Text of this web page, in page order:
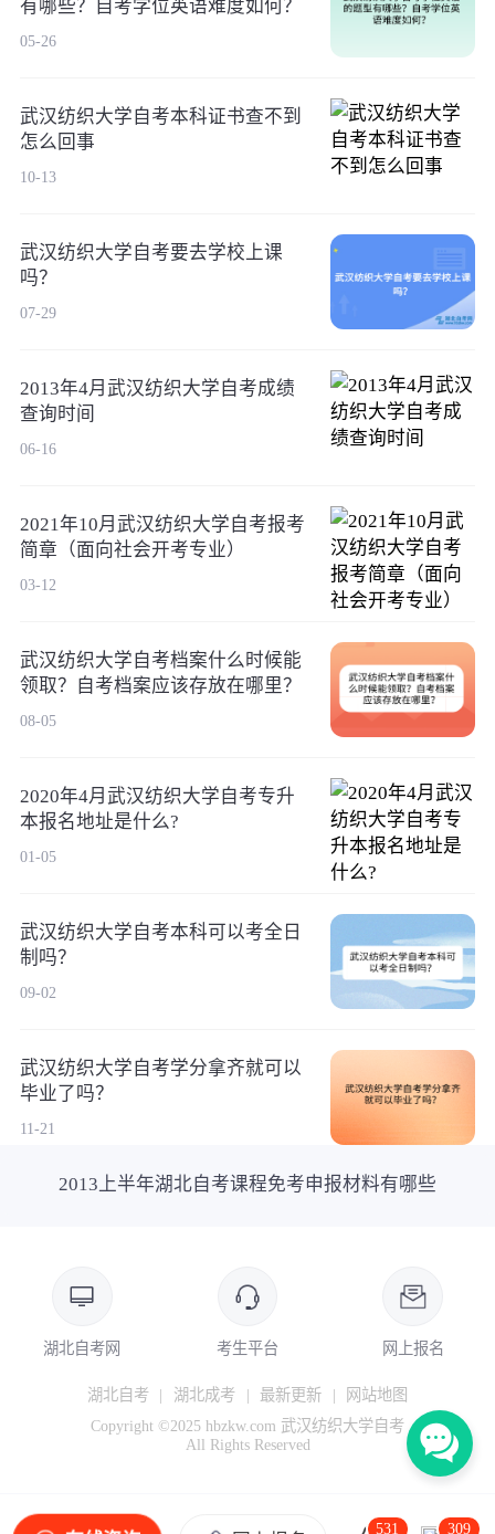
有哪些？自考学位英语难度如何？
05-26
武汉纺织大学自考本科证书查不到
怎么回事
10-13
武汉纺织大学自考要去学校上课
吗？
07-29
2013年4月武汉纺织大学自考成绩
查询时间
06-16
2021年10月武汉纺织大学自考报考
简章（面向社会开考专业）
03-12
武汉纺织大学自考档案什么时候能
领取？自考档案应该存放在哪里？
08-05
2020年4月武汉纺织大学自考专升
本报名地址是什么?
01-05
武汉纺织大学自考本科可以考全日
制吗？
09-02
武汉纺织大学自考学分拿齐就可以
毕业了吗？
11-21
2013上半年湖北自考课程免考申报材料有哪些
湖北自考网 考生平台 网上报名
湖北自考 | 湖北成考 | 最新更新 |
网站地图
Copyright ©2025 hbzkw.com 武汉纺织大学自考
All Rights Reserved
531 309